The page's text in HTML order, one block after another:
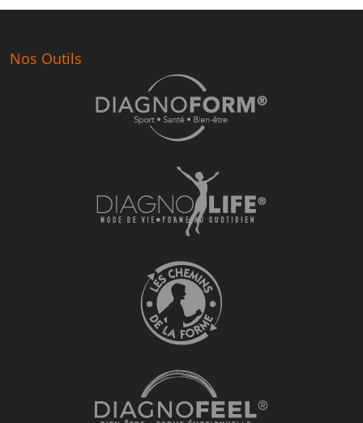
Nos Outils